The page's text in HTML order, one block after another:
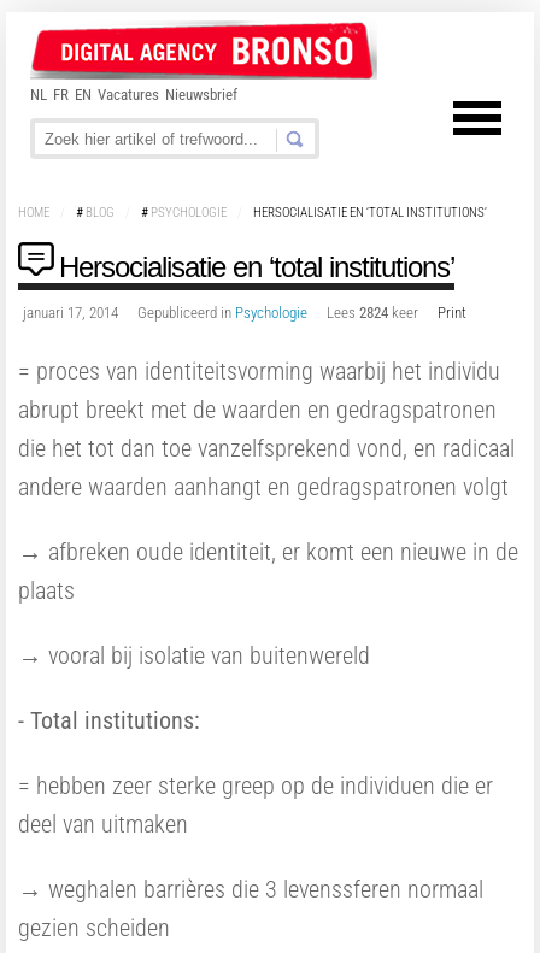
NL FR EN Vacatures Nieuwsbrief
HOME # BLOG # PSYCHOLOGIE HERSOCIALISATIE EN ‘TOTAL INSTITUTIONS’
Hersocialisatie en ‘total institutions’
januari 17, 2014 Gepubliceerd in Psychologie Lees 2824 keer Print
= proces van identiteitsvorming waarbij het individu
abrupt breekt met de waarden en gedragspatronen
die het tot dan toe vanzelfsprekend vond, en radicaal
andere waarden aanhangt en gedragspatronen volgt
→ afbreken oude identiteit, er komt een nieuwe in de
plaats
→ vooral bij isolatie van buitenwereld
- Total institutions:
= hebben zeer sterke greep op de individuen die er
deel van uitmaken
→ weghalen barrières die 3 levenssferen normaal
gezien scheiden